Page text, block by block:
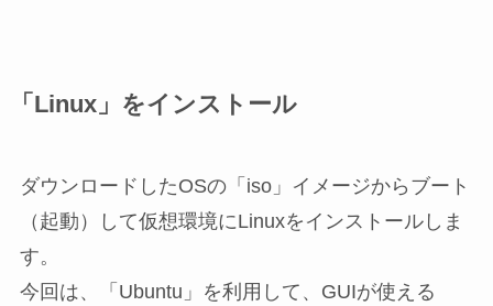
「Linux」をインストール
ダウンロードしたOSの「iso」イメージからブート
（起動）して仮想環境にLinuxをインストールしま
す。
今回は、「Ubuntu」を利用して、GUIが使える